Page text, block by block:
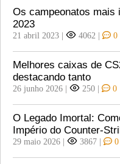
Os campeonatos mais
2023
21 abril 2023 | 4062 | 0
Melhores caixas de
destacando tanto
26 junho 2026 | 250 | 0
O Legado Imortal:
Império do Counter-
29 maio 2026 | 3867 | 0